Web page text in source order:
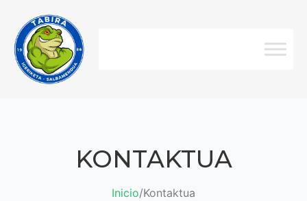
KONTAKTUA
Inicio/Kontaktua